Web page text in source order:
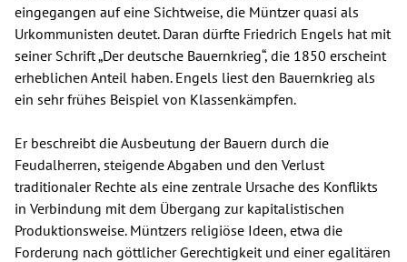
eingegangen auf eine Sichtweise, die Müntzer quasi als
Urkommunisten deutet. Daran dürfte Friedrich Engels hat mit
seiner Schrift „Der deutsche Bauernkrieg“, die 1850 erscheint
erheblichen Anteil haben. Engels liest den Bauernkrieg als
ein sehr frühes Beispiel von Klassenkämpfen.
Er beschreibt die Ausbeutung der Bauern durch die
Feudalherren, steigende Abgaben und den Verlust
traditionaler Rechte als eine zentrale Ursache des Konflikts
in Verbindung mit dem Übergang zur kapitalistischen
Produktionsweise. Müntzers religiöse Ideen, etwa die
Forderung nach göttlicher Gerechtigkeit und einer egalitären